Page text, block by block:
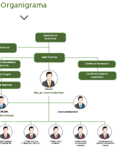
Organigrama